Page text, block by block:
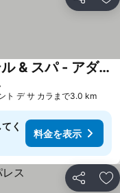
シェア お
ソン モール センティッツ ホテル & スパ - アダルト オンリー
ト デ サ カラまで3.0 km
く
料金を表示
シェア お